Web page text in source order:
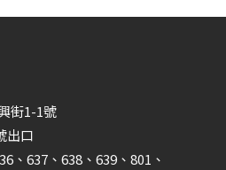
街1-1號
出口
、637、638、639、801、